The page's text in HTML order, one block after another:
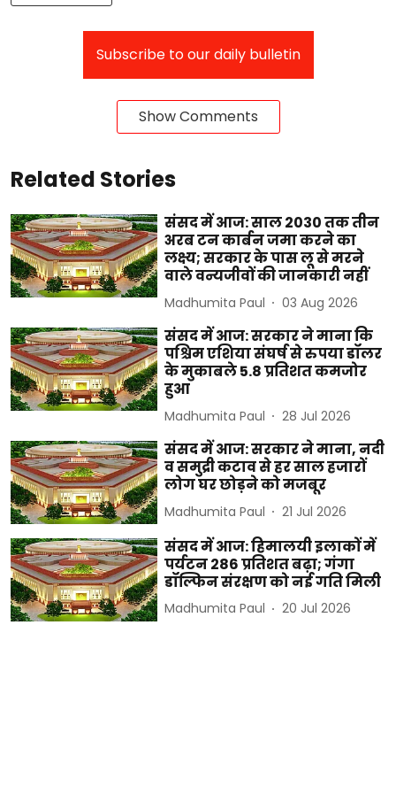
Subscribe to our daily bulletin
Show Comments
Related Stories
संसद में आज: साल 2030 तक तीन
अरब टन कार्बन जमा करने का
लक्ष्य; सरकार के पास लू से मरने
वाले वन्यजीवों की जानकारी नहीं
Madhumita Paul 03 Aug 2026
संसद में आज: सरकार ने माना कि
पश्चिम एशिया संघर्ष से रुपया डॉलर
के मुकाबले 5.8 प्रतिशत कमजोर
हुआ
Madhumita Paul 28 Jul 2026
संसद में आज: सरकार ने माना, नदी
व समुद्री कटाव से हर साल हजारों
लोग घर छोड़ने को मजबूर
Madhumita Paul 21 Jul 2026
संसद में आज: हिमालयी इलाकों में
पर्यटन 286 प्रतिशत बढ़ा; गंगा
डॉल्फिन संरक्षण को नई गति मिली
Madhumita Paul 20 Jul 2026